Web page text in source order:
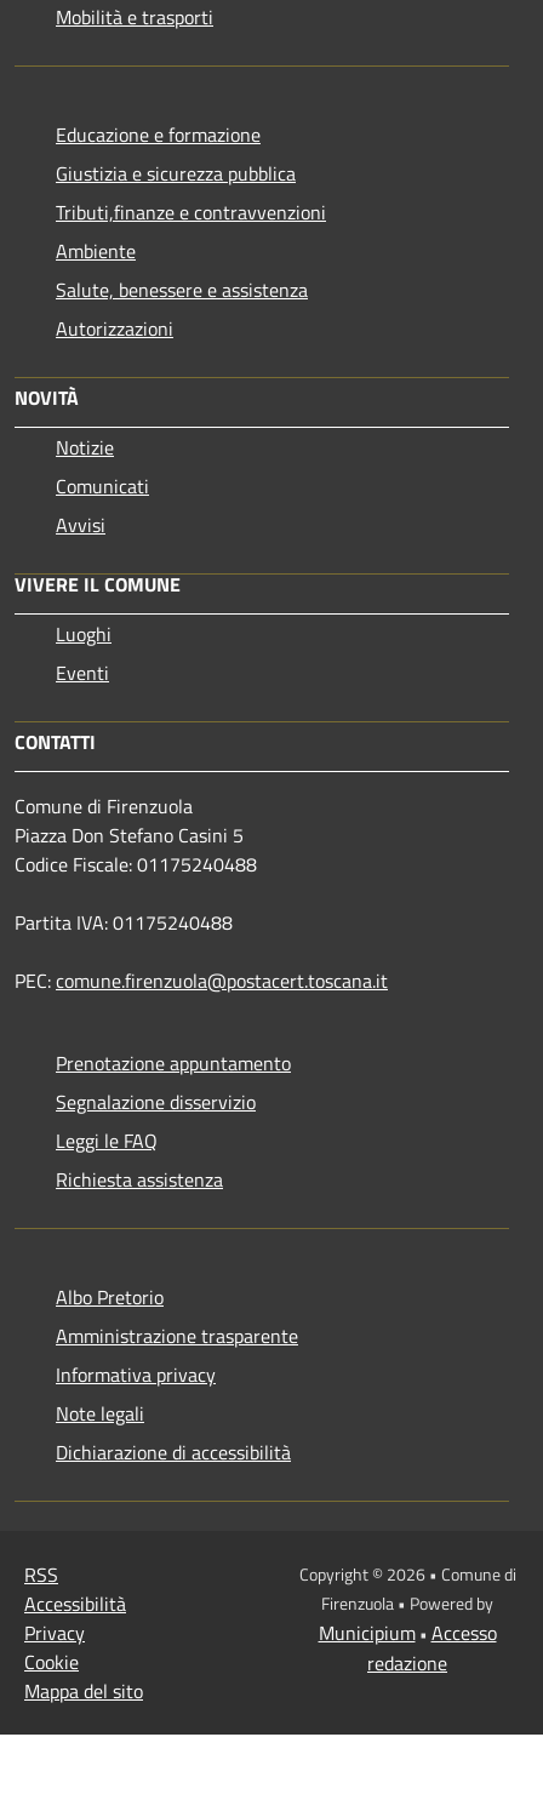
Mobilità e trasporti
Educazione e formazione
Giustizia e sicurezza pubblica
Tributi,finanze e contravvenzioni
Ambiente
Salute, benessere e assistenza
Autorizzazioni
NOVITÀ
Notizie
Comunicati
Avvisi
VIVERE IL COMUNE
Luoghi
Eventi
CONTATTI
Comune di Firenzuola
Piazza Don Stefano Casini 5
Codice Fiscale: 01175240488
Partita IVA: 01175240488
PEC:comune.firenzuola@postacert.toscana.it
Prenotazione appuntamento
Segnalazione disservizio
Leggi le FAQ
Richiesta assistenza
Albo Pretorio
Amministrazione trasparente
Informativa privacy
Note legali
Dichiarazione di accessibilità
RSS
Accessibilità
Privacy
Cookie
Mappa del sito
Copyright © 2026 • Comune di
Firenzuola • Powered by
Municipium• Accesso
redazione